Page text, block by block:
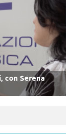
con Serena